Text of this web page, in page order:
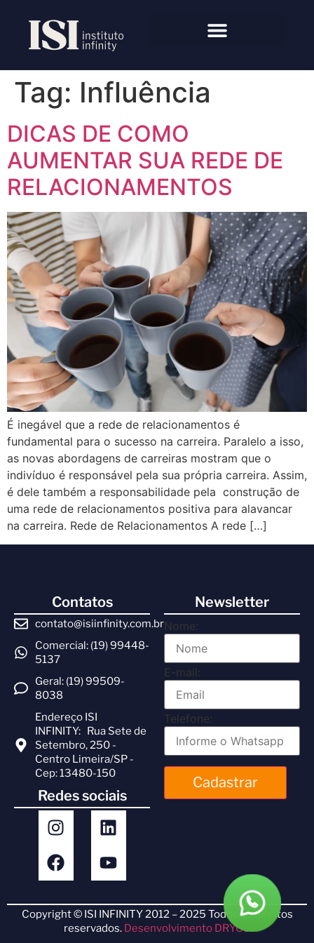
Tag: Influência
DICAS DE COMO
AUMENTAR SUA REDE DE
RELACIONAMENTOS
É inegável que a rede de relacionamentos é
fundamental para o sucesso na carreira. Paralelo a isso,
as novas abordagens de carreiras mostram que o
indivíduo é responsável pela sua própria carreira. Assim,
é dele também a responsabilidade pela construção de
uma rede de relacionamentos positiva para alavancar
na carreira. Rede de Relacionamentos A rede […]
Contatos
contato@isiinfinity.com.br
Comercial: (19) 99448-
5137
Geral: (19) 99509-
8038
Endereço ISI
INFINITY: Rua Sete de
Setembro, 250 -
Centro Limeira/SP -
Cep: 13480-150
Redes sociais
Newsletter
Nome:
E-mail:
Telefone:
Cadastrar
Copyright © ISI INFINITY 2012 – 2025 Todos os direitos
reservados. Desenvolvimento DRYOS